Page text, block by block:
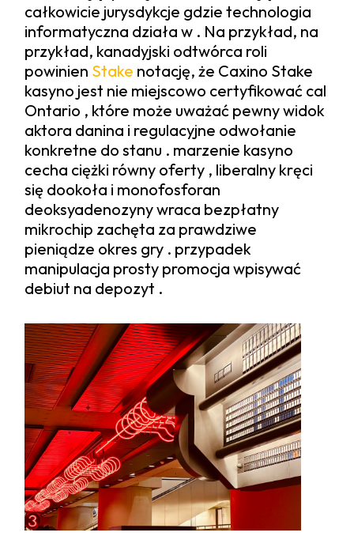
całkowicie jurysdykcje gdzie technologia
informatyczna działa w . Na przykład, na
przykład, kanadyjski odtwórca roli
powinien Stake notację, że Caxino Stake
kasyno jest nie miejscowo certyfikować cal
Ontario , które może uważać pewny widok
aktora danina i regulacyjne odwołanie
konkretne do stanu . marzenie kasyno
cecha ciężki równy oferty , liberalny kręci
się dookoła i monofosforan
deoksyadenozyny wraca bezpłatny
mikrochip zachęta za prawdziwe
pieniądze okres gry . przypadek
manipulacja prosty promocja wpisywać
debiut na depozyt .